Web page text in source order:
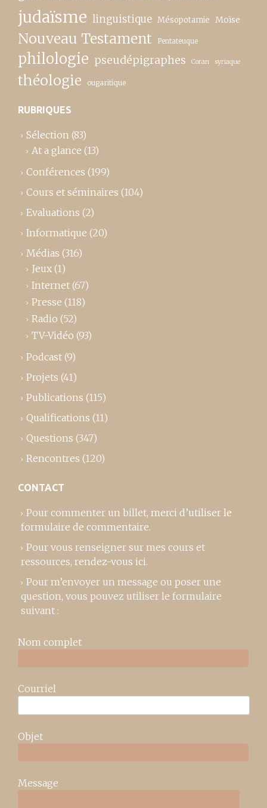
judaïsme linguistique Mésopotamie Moïse
Nouveau Testament Pentateuque
philologie pseudépigraphes Coran syriaque
théologie ougaritique
RUBRIQUES
Sélection (83)
At a glance (13)
Conférences (199)
Cours et séminaires (104)
Evaluations (2)
Informatique (20)
Médias (316)
Jeux (1)
Internet (67)
Presse (118)
Radio (52)
TV-Vidéo (93)
Podcast (9)
Projets (41)
Publications (115)
Qualifications (11)
Questions (347)
Rencontres (120)
CONTACT
Pour commenter un billet, merci d’utiliser le
formulaire de commentaire.
Pour vous renseigner sur mes cours et
ressources, rendez-vous ici.
Pour m’envoyer un message ou poser une
question, vous pouvez utiliser le formulaire
suivant :
Nom complet
Courriel
Objet
Message